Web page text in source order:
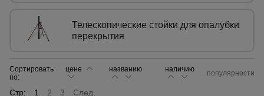
Телескопические стойки для опалубки
перекрытия
Сортировать
по:
цене названию наличию популярности
Стр: 1 2 3 След.